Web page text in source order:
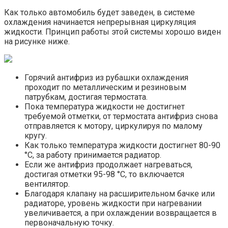
Как только автомобиль будет заведен, в системе
охлаждения начинается непрерывная циркуляция
жидкости. Принцип работы этой системы хорошо виден
на рисунке ниже.
Горячий антифриз из рубашки охлаждения
проходит по металлическим и резиновым
патрубкам, достигая термостата.
Пока температура жидкости не достигнет
требуемой отметки, от термостата антифриз снова
отправляется к мотору, циркулируя по малому
кругу.
Как только температура жидкости достигнет 80-90
°С, за работу принимается радиатор.
Если же антифриз продолжает нагреваться,
достигая отметки 95-98 °С, то включается
вентилятор.
Благодаря клапану на расширительном бачке или
радиаторе, уровень жидкости при нагревании
увеличивается, а при охлаждении возвращается в
первоначальную точку.